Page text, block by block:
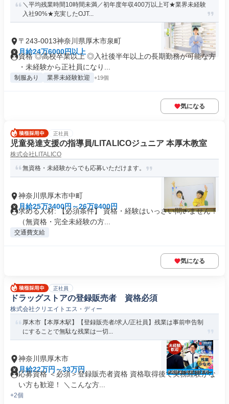
＼平均残業時間10時間未満／初年度年収400万以上可★業界未経験
入社90%★充実したOJT...
〒243-0013神奈川県厚木市泉町
月給24万6000円以上
資格 ◎高校卒業以上 ◎入社後半年以上の長期勤務が可能な方
・未経験から正社員になり...
制服あり 業界未経験歓迎 +19個
気になる
正社員
児童発達支援の指導員/LITALICOジュニア 本厚木教室
株式会社LITALICO
無資格・未経験からでも応募いただけます。
神奈川県厚木市中町
月給25万3400円～26万8400円
求める人材: 【必須条件】 資格・経験はいっさい問いません！
（無資格・完全未経験の方...
交通費支給
気になる
正社員
ドラッグストアの登録販売者 資格必須
株式会社クリエイトエス・ディー
厚木市【本厚木駅】【登録販売者/求人/正社員】残業は事前申告制
にすることで無駄な残業は一切...
神奈川県厚木市
月給22万円～33万円
応募資格 ＜必須＞登録販売者資格 資格取得後で実務経験がな
い方も歓迎！ ＼こんな方...
+2個